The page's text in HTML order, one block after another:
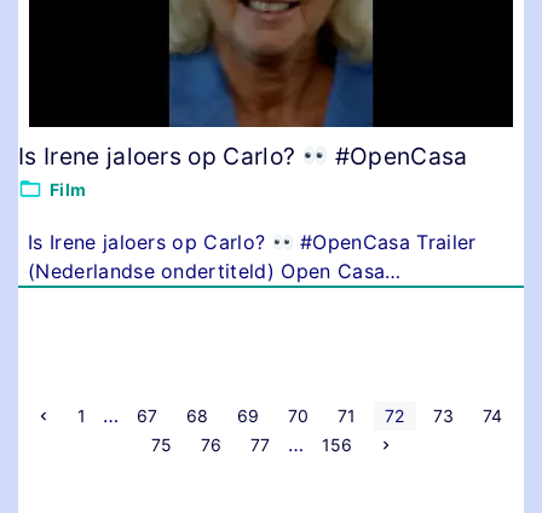
Is Irene jaloers op Carlo? #OpenCasa
Film
Is Irene jaloers op Carlo?
#OpenCasa Trailer
(Nederlandse ondertiteld) Open Casa…
V
1 … 67 68 69 70 71 72 73
74
75
76 77 … 156
V